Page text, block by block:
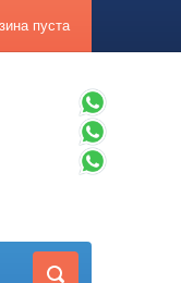
пуста